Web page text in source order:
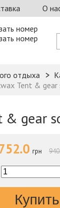
О
номер
номер
отдыха
Tent &
& gear
грн
Купить